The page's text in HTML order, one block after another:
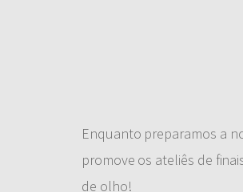
Enquanto preparamos a
promove os ateliês de
de olho!